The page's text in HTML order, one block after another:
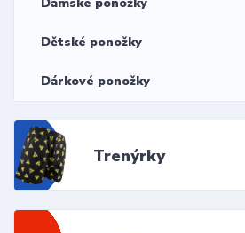
Dětské ponožky
Dárkové ponožky
Trenýrky